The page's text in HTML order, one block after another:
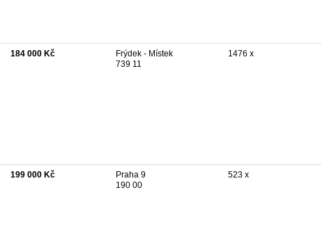
184 000 Kč
Frýdek - Místek
739 11
1476 x
199 000 Kč
Praha 9
190 00
523 x